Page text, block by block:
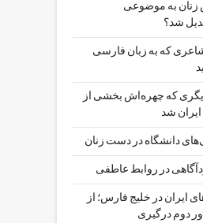
زنان به موضوعی
شد؟
که به زبان فارسی
که چهره‌اش بخشی از
شد
دانشگاه در دست زنان
در روابط عاطفی
ایران در خلیج فارس؛ از
دوم درگیری